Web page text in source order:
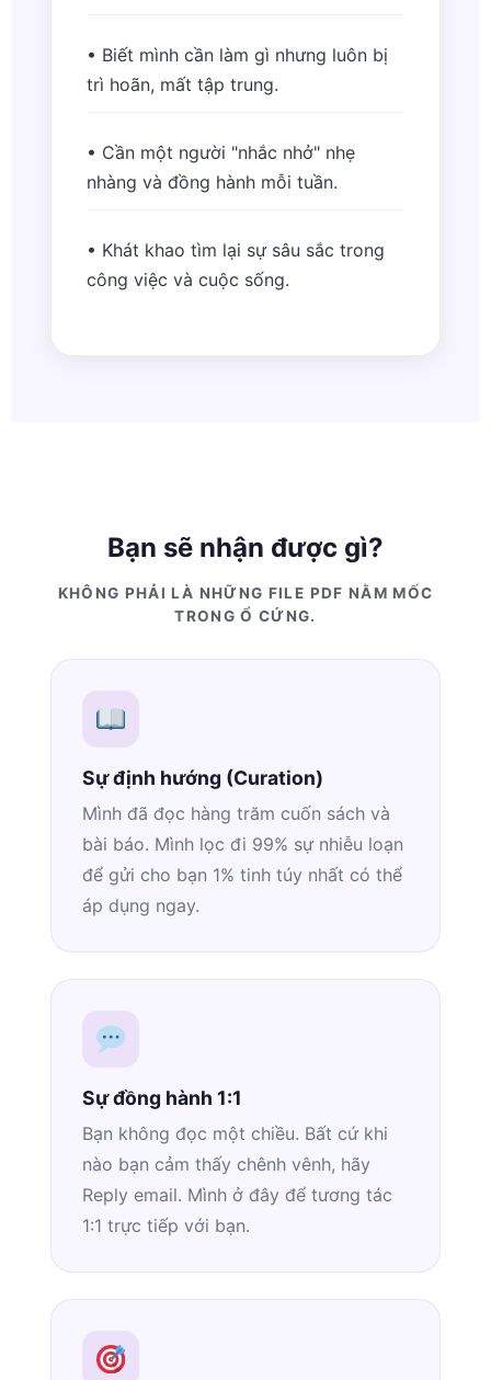
• Biết mình cần làm gì nhưng luôn bị
trì hoãn, mất tập trung.
• Cần một người "nhắc nhở" nhẹ
nhàng và đồng hành mỗi tuần.
• Khát khao tìm lại sự sâu sắc trong
công việc và cuộc sống.
Bạn sẽ nhận được gì?
KHÔNG PHẢI LÀ NHỮNG FILE PDF NẰM MỐC
TRONG Ổ CỨNG.
Sự định hướng (Curation)
Mình đã đọc hàng trăm cuốn sách và
bài báo. Mình lọc đi 99% sự nhiễu loạn
để gửi cho bạn 1% tinh túy nhất có thể
áp dụng ngay.
Sự đồng hành 1:1
Bạn không đọc một chiều. Bất cứ khi
nào bạn cảm thấy chênh vênh, hãy
Reply email. Mình ở đây để tương tác
1:1 trực tiếp với bạn.